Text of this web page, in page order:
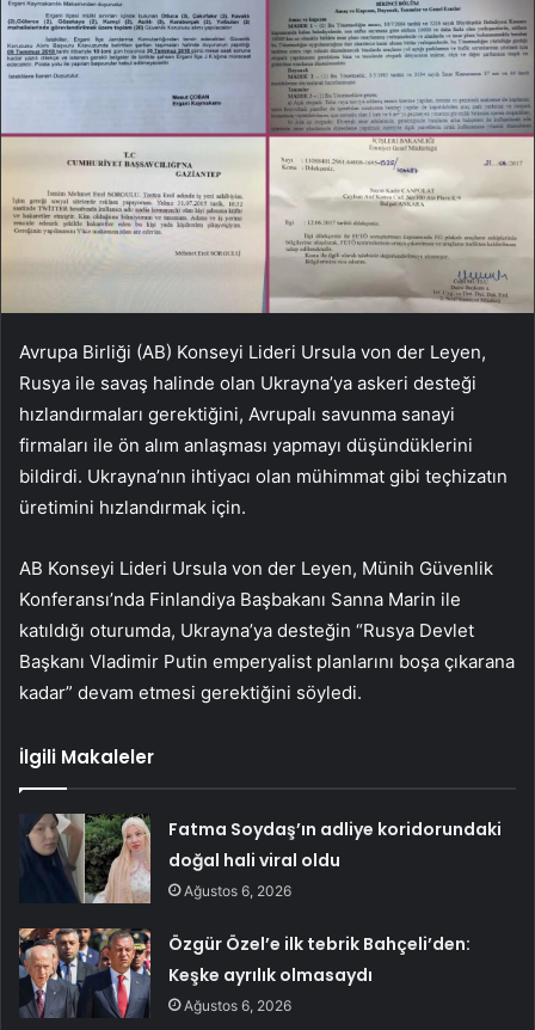
Avrupa Birliği (AB) Konseyi Lideri Ursula von der Leyen,
Rusya ile savaş halinde olan Ukrayna’ya askeri desteği
hızlandırmaları gerektiğini, Avrupalı ​​savunma sanayi
firmaları ile ön alım anlaşması yapmayı düşündüklerini
bildirdi. Ukrayna’nın ihtiyacı olan mühimmat gibi teçhizatın
üretimini hızlandırmak için.
AB Konseyi Lideri Ursula von der Leyen, Münih Güvenlik
Konferansı’nda Finlandiya Başbakanı Sanna Marin ile
katıldığı oturumda, Ukrayna’ya desteğin “Rusya Devlet
Başkanı Vladimir Putin emperyalist planlarını boşa çıkarana
kadar” devam etmesi gerektiğini söyledi.
İlgili Makaleler
Fatma Soydaş’ın adliye koridorundaki
doğal hali viral oldu
Ağustos 6, 2026
Özgür Özel’e ilk tebrik Bahçeli’den:
Keşke ayrılık olmasaydı
Ağustos 6, 2026